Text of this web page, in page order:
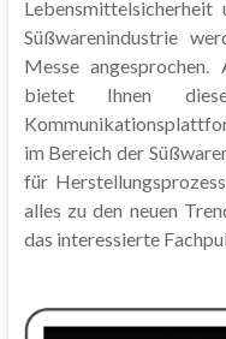
Süßwarenindustrie
Messe
bietet Ihnen
im Bereich der
für
alles zu den neuen
das interessierte